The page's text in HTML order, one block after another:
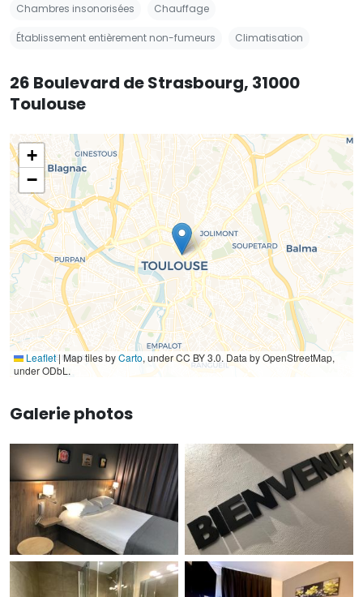
Chambres insonorisées Chauffage
Établissement entièrement non-fumeurs Climatisation
26 Boulevard de Strasbourg, 31000
Toulouse
+
−
Leaflet|Map tiles byCarto, under CC BY 3.0. Data by OpenStreetMap,
under ODbL.
Galerie photos